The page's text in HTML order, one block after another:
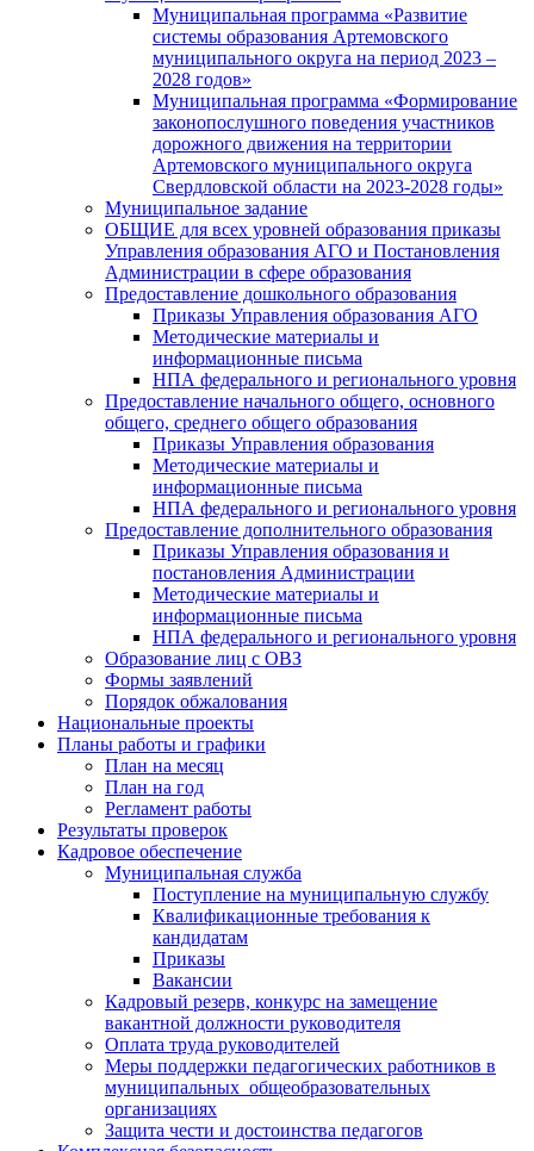
Муниципальная программа «Развитие
системы образования Артемовского
муниципального округа на период 2023 –
2028 годов»
Муниципальная программа «Формирование
законопослушного поведения участников
дорожного движения на территории
Артемовского муниципального округа
Свердловской области на 2023-2028 годы»
Муниципальное задание
ОБЩИЕ для всех уровней образования приказы
Управления образования АГО и Постановления
Администрации в сфере образования
Предоставление дошкольного образования
Приказы Управления образования АГО
Методические материалы и
информационные письма
НПА федерального и регионального уровня
Предоставление начального общего, основного
общего, среднего общего образования
Приказы Управления образования
Методические материалы и
информационные письма
НПА федерального и регионального уровня
Предоставление дополнительного образования
Приказы Управления образования и
постановления Администрации
Методические материалы и
информационные письма
НПА федерального и регионального уровня
Образование лиц с ОВЗ
Формы заявлений
Порядок обжалования
Национальные проекты
Планы работы и графики
План на месяц
План на год
Регламент работы
Результаты проверок
Кадровое обеспечение
Муниципальная служба
Поступление на муниципальную службу
Квалификационные требования к
кандидатам
Приказы
Вакансии
Кадровый резерв, конкурс на замещение
вакантной должности руководителя
Оплата труда руководителей
Меры поддержки педагогических работников в
муниципальных общеобразовательных
организациях
Защита чести и достоинства педагогов